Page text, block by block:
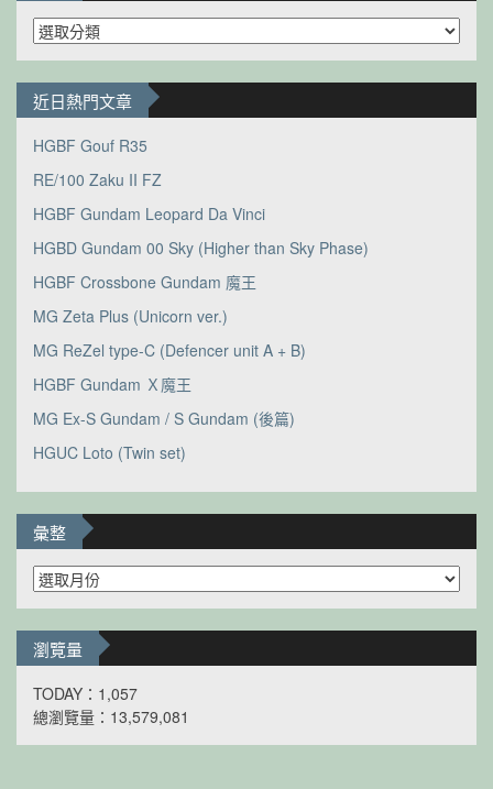
分
類
近日熱門文章
HGBF Gouf R35
RE/100 Zaku II FZ
HGBF Gundam Leopard Da Vinci
HGBD Gundam 00 Sky (Higher than Sky Phase)
HGBF Crossbone Gundam 魔王
MG Zeta Plus (Unicorn ver.)
MG ReZel type-C (Defencer unit A + B)
HGBF Gundam Ｘ魔王
MG Ex-S Gundam / S Gundam (後篇)
HGUC Loto (Twin set)
彙整
彙
整
瀏覽量
TODAY：1,057
總瀏覽量：13,579,081